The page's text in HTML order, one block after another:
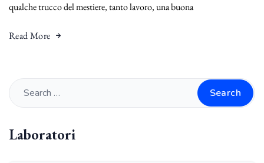
qualche trucco del mestiere, tanto lavoro, una buona
Read More
Search
Laboratori